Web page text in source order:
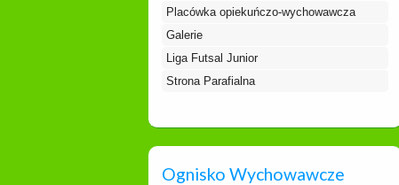
Placówka opiekuńczo-wychowawcza
Galerie
Liga Futsal Junior
Strona Parafialna
Ognisko Wychowawcze